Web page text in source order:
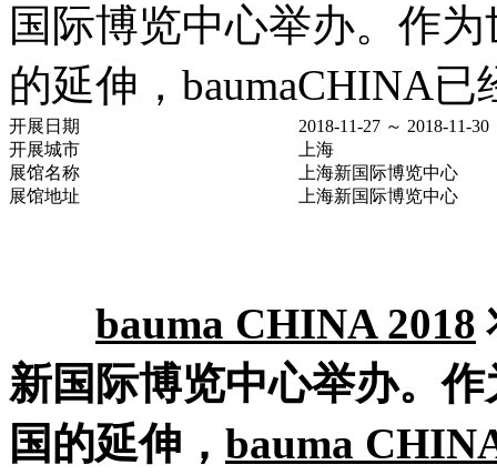
国际博览中心举办。作
的延伸，baumaCHINA
开展日期
2018-11-27 ～ 2018-11-30
开展城市
上海
展馆名称
上海新国际博览中心
展馆地址
上海新国际博览中心
bauma CHINA 2018
新国际博览中心举办。
国的延伸， bauma